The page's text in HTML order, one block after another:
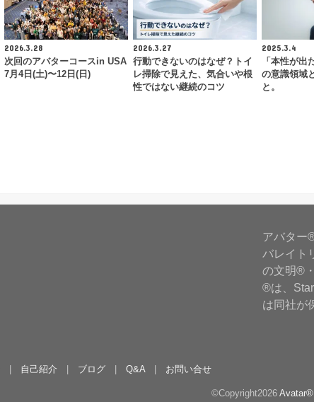
2026.3.28
次回のアバターコースin USA
7月4日(土)〜12日(日)
2026.3.27
行動できないのはなぜ？トイ
レ掃除で見えた、気合いや根
性ではない継続のコツ
2025.3.4
「本性が出
の意識領域
と。
アバター
バレイト
の文明®
®は、
は同社が
自己紹介 ブログ Q&A お問い合せ
©Copyright2026